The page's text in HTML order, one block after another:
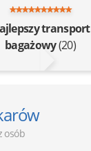
transport
bagażowy(20)
osób